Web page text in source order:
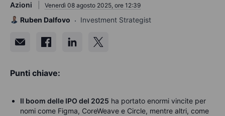
Azioni Venerdì 08 agosto 2025, ore 12:39
Ruben Dalfovo Investment Strategist
Punti chiave:
Il boom delle IPO del 2025 ha portato enormi vincite per
nomi come Figma, CoreWeave e Circle, mentre altri, come